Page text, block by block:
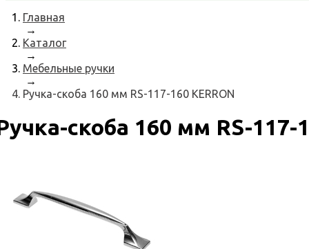
Главная
→
Каталог
→
Мебельные ручки
→
Ручка-скоба 160 мм RS-117-160 KERRON
скоба 160 мм RS-117-